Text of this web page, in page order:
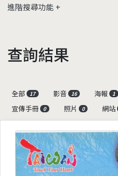
進階搜尋功能
查詢結果
全部
17 影音 16 海報 1
宣傳手冊 0 照片 0 網站